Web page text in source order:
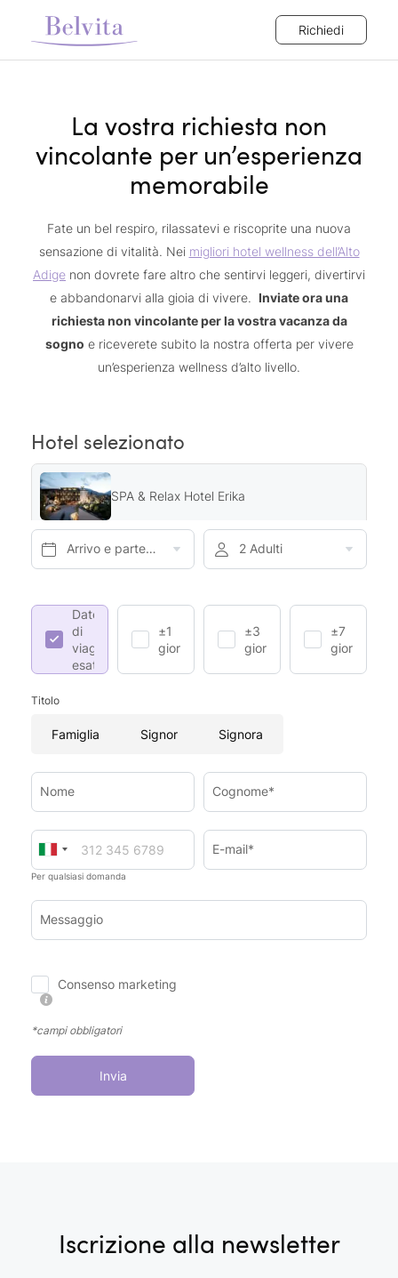
Richiedi
La vostra richiesta non
vincolante per un’esperienza
memorabile
Fate un bel respiro, rilassatevi e riscoprite una nuova
sensazione di vitalità. Nei migliori hotel wellness dell’Alto
Adige non dovrete fare altro che sentirvi leggeri, divertirvi
e abbandonarvi alla gioia di vivere. Inviate ora una
richiesta non vincolante per la vostra vacanza da
sogno e riceverete subito la nostra offerta per vivere
un’esperienza wellness d’alto livello.
Arrivo e partenza* 2 Adulti
Date
di
viaggio
esatte
±1
giorno
±3
giorni
±7
giorni
Titolo
Famiglia Signor Signora
Nome Cognome*
Per qualsiasi domanda
E-mail*
Messaggio
Consenso marketing
*campi obbligatori
Invia
Hotel selezionato
SPA & Relax Hotel Erika
Iscrizione alla newsletter